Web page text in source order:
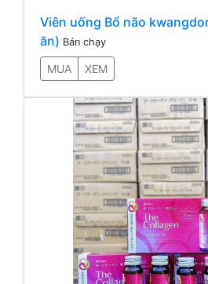
Viên uống Bổ não
ăn) Bán chạy
MUA XEM